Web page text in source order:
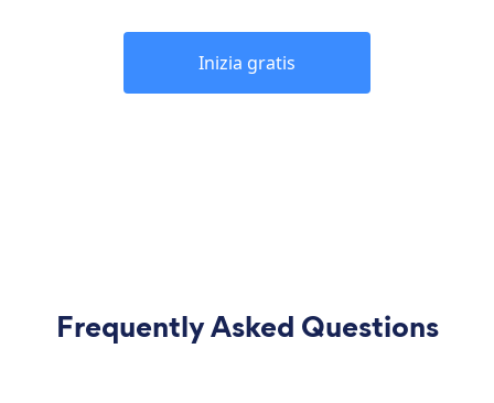
Inizia gratis
Frequently Asked Questions